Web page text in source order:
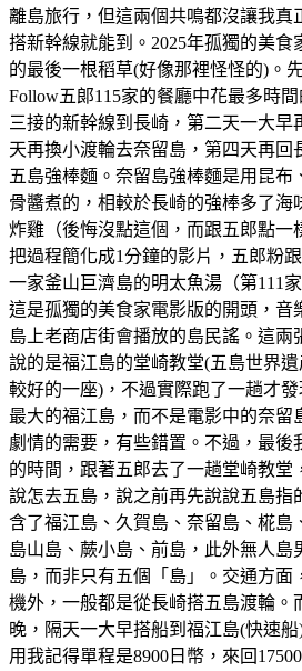
離島旅行，但這兩個共鳴都沒讓我真
搭新幹線就能到。2025年孤獨的美
的最後一根稻草(好像那裡怪怪的)。
Follow五郞115家的餐廳中花最多時
三接的新幹線到長崎，第二天一大早
天再換小渡輪去奈留島，第四天再回
五島強棒麵。奈留島強棒麵是用昆布
骨醬煮的，相較於長崎的強棒多了海
炸雞（後悔沒點這個，而跟五郎點一
把過程簡化成1分鐘的影片，五郎粉
一家釜山巨濟島的明太魚湯（第111
這是孤獨的美食家電影版的開頭，音
島上老商店街會播放的島民謠。這兩
說的是福江島的堂崎教堂(五島世界
較好的一座)，不過實際跑了一趟才
最大的福江島，而不是電影中的奈留
劇情的需要，有些錯置。不過，最後
的時間，跟著五郎去了一趟堂崎教堂
說怎去五島，說之前再先說說五島指
含了福江島、久賀島、奈留島、椛島
島山島、蕨小島、前島，此外無人島
島，而非只有五個「島」。交通方面
機外，一般都是從長崎搭五島渡輪。
晚，隔天一大早搭船到福江島(快速
用我記得單程是8900日幣，來回